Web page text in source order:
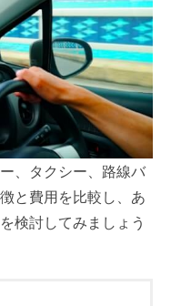
、タクシー、路線バ
と費用を比較し、あ
検討してみましょう